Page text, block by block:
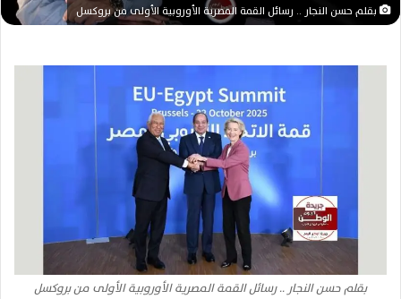
و
ي
بقلم حسن النجار .. رسائل القمة المصرية الأوروبية الأولى من بروكسل
بقلم حسن النجار .. رسائل القمة المصرية الأوروبية الأولى من بروكسل